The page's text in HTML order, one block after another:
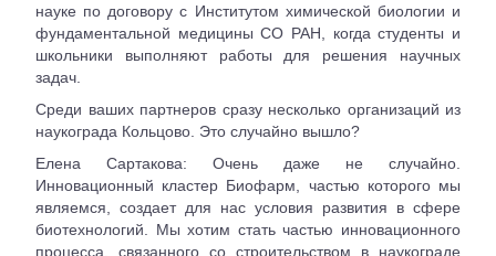
науке по договору с Институтом химической биологии и
фундаментальной медицины СО РАН, когда студенты и
школьники выполняют работы для решения научных
задач.
Среди ваших партнеров сразу несколько организаций из
наукограда Кольцово. Это случайно вышло?
Елена Сартакова: Очень даже не случайно.
Инновационный кластер Биофарм, частью которого мы
являемся, создает для нас условия развития в сфере
биотехнологий. Мы хотим стать частью инновационного
процесса, связанного со строительством в наукограде